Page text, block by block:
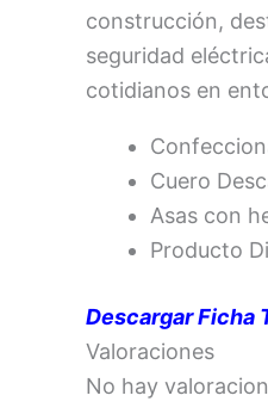
construcción,
seguridad
cotidianos en
Cuero
Asas con
Producto
Descargar Ficha
Valoraciones
No hay